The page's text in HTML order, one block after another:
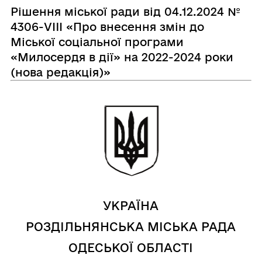
Рішення міської ради від 04.12.2024 №
4306-VIII «Про внесення змін до
Міської соціальної програми
«Милосердя в дії» на 2022-2024 роки
(нова редакція)»
УКРАЇНА
РОЗДІЛЬНЯНСЬКА МІСЬКА РАДА
ОДЕСЬКОЇ ОБЛАСТІ